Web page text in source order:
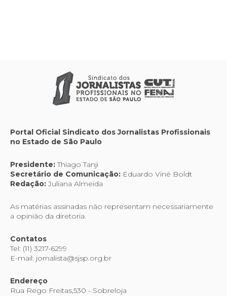
Portal Oficial Sindicato dos Jornalistas Profissionais
no Estado de São Paulo
Presidente:Thiago Tanji
Secretário de Comunicação: Eduardo Viné Boldt
Redação:Juliana Almeida
As matérias assinadas não representam necessariamente
a opinião da diretoria.
Contatos
Tel: (11) 3217-6299
E-mail: jornalista@sjsp.org.br
Endereço
Rua Rego Freitas,530 - Sobreloja